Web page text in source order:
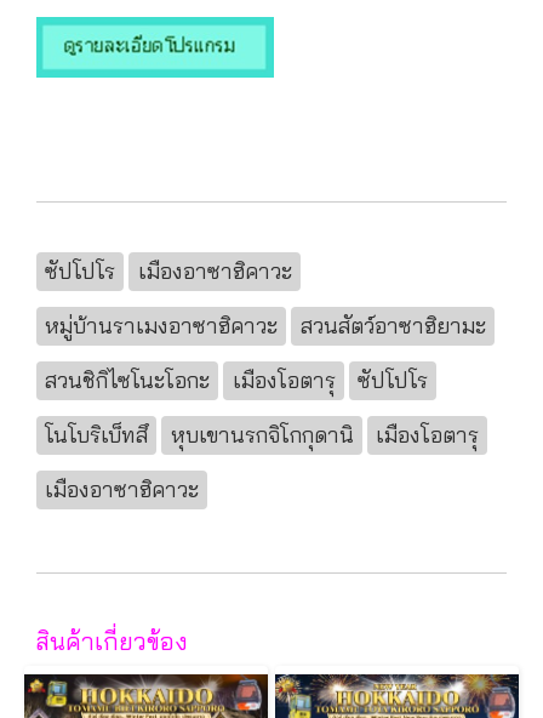
ซัปโปโร
เมืองอาซาฮิคาวะ
หมู่บ้านราเมงอาซาฮิคาวะ
สวนสัตว์อาซาฮิยามะ
สวนชิกิไซโนะโอกะ
เมืองโอตารุ
ซัปโปโร
โนโบริเบ็ทสึ
หุบเขานรกจิโกกุดานิ
เมืองโอตารุ
เมืองอาซาฮิคาวะ
สินค้าเกี่ยวข้อง